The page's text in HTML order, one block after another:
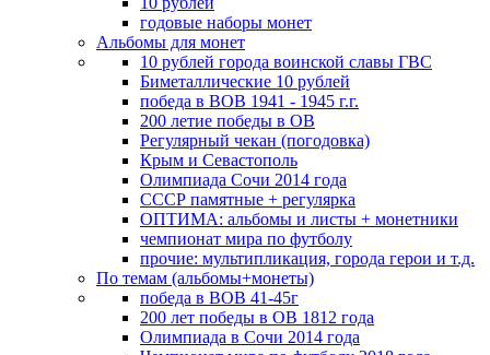
годовые наборы монет
Альбомы для монет
10 рублей города воинской славы ГВС
Биметаллические 10 рублей
победа в ВОВ 1941 - 1945 г.г.
200 летие победы в ОВ
Регулярный чекан (погодовка)
Крым и Севастополь
Олимпиада Сочи 2014 года
СССР памятные + регулярка
ОПТИМА: альбомы и листы + монетники
чемпионат мира по футболу
прочие: мультипликация, города герои и т.д.
По темам (альбомы+монеты)
победа в ВОВ 41-45г
200 лет победы в ОВ 1812 года
Олимпиада в Сочи 2014 года